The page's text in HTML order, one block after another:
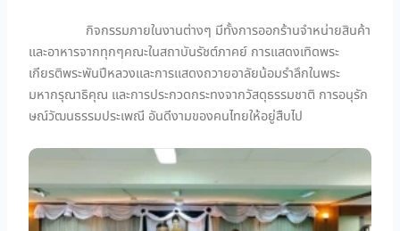
กิจกรรมภายในงานต่างๆ มีทั้งการออกร้านจำหน่ายสินค้า
และอาหารจากทุกๆคณะในสถาบันรัชต์ภาคย์ การแสดงเทิดพระ
เกียรติพระพันปีหลวงและการแสดงถวายอาลัยน้อมรำลึกในพระ
มหากรุณาธิคุณ และการประกวดกระทงจากวัสดุธรรมชาติ การอนุรัก
ษณ์วัฒนธรรมประเพณี อันดีงามของคนไทยให้อยู่สืบไป